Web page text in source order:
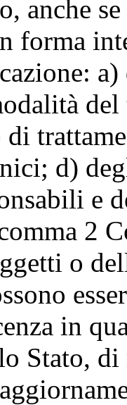
anche
forma
di
d)
e
2
o
in
Stato,